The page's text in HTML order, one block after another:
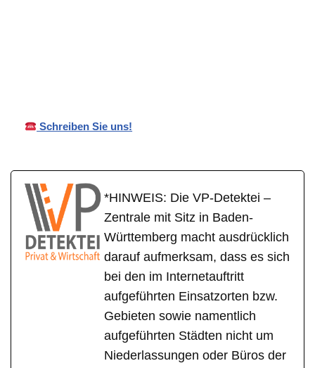
Schreiben Sie uns!
*HINWEIS: Die VP-Detektei –
Zentrale mit Sitz in Baden-
Württemberg macht ausdrücklich
darauf aufmerksam, dass es sich
bei den im Internetauftritt
aufgeführten Einsatzorten bzw.
Gebieten sowie namentlich
aufgeführten Städten nicht um
Niederlassungen oder Büros der